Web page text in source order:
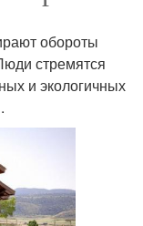
обороты
стремятся
и экологичных